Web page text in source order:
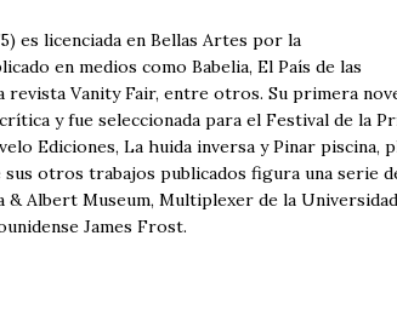
es licenciada en Bellas Artes por la
en medios como Babelia, El País de las
revista Vanity Fair, entre otros. Su primera
y fue seleccionada para el Festival de la
Ediciones, La huida inversa y Pinar piscina,
otros trabajos publicados figura una serie
Albert Museum, Multiplexer de la
James Frost.